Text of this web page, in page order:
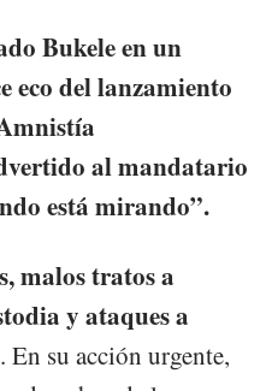
Bukele en un
eco del lanzamiento
al mandatario
está mirando”.
malos tratos a
y ataques a
su acción urgente,